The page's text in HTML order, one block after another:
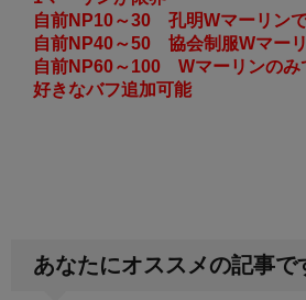
自前NP10～30 孔明Wマーリンで
自前NP40～50 協会制服Wマー
自前NP60～100 Wマーリンのみ
好きなバフ追加可能
あなたにオススメの記事で